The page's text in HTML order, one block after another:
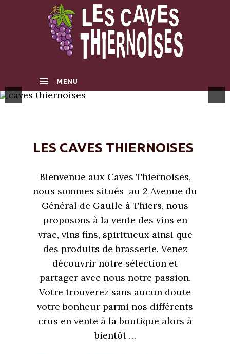
MENU
SKIP TO CONTENT
LES CAVES THIERNOISES
Bienvenue aux Caves Thiernoises,
nous sommes situés au 2 Avenue du
Général de Gaulle à Thiers, nous
proposons à la vente des vins en
vrac, vins fins, spiritueux ainsi que
des produits de brasserie. Venez
découvrir notre sélection et
partager avec nous notre passion.
Votre trouverez sans aucun doute
votre bonheur parmi nos différents
crus en vente à la boutique alors à
bientôt …